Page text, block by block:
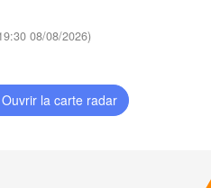
08/08/2026)
Ouvrir la carte radar
HONGRIE